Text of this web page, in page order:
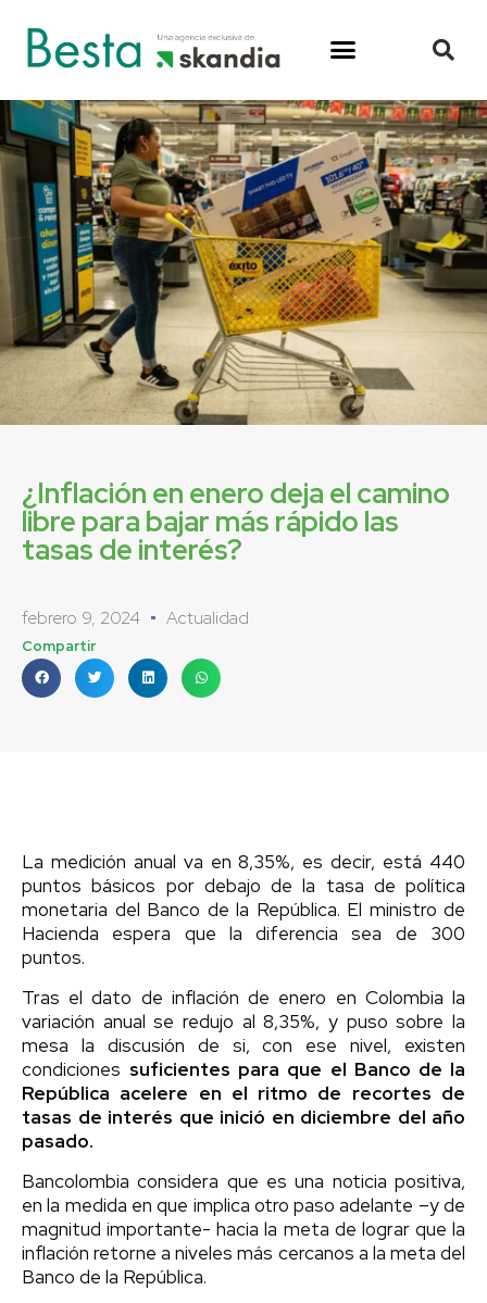
¿Inflación en enero deja el camino
libre para bajar más rápido las
tasas de interés?
febrero 9, 2024 Actualidad
Compartir
La medición anual va en 8,35%, es decir, está 440
puntos básicos por debajo de la tasa de política
monetaria del Banco de la República. El ministro de
Hacienda espera que la diferencia sea de 300
puntos.
Tras el dato de inflación de enero en Colombia la
variación anual se redujo al 8,35%, y puso sobre la
mesa la discusión de si, con ese nivel, existen
condiciones suficientes para que el Banco de la
República acelere en el ritmo de recortes de
tasas de interés que inició en diciembre del año
pasado.
Bancolombia considera que es una noticia positiva,
en la medida en que implica otro paso adelante –y de
magnitud importante- hacia la meta de lograr que la
inflación retorne a niveles más cercanos a la meta del
Banco de la República.